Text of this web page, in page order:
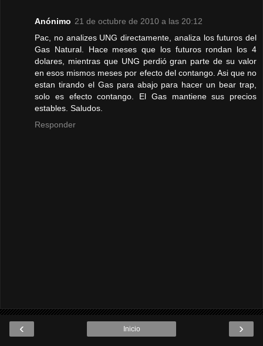
Anónimo 21 de octubre de 2010 a las 20:12
Pac, no analizes UNG directamente, analiza los futuros del
Gas Natural. Hace meses que los futuros rondan los 4
dolares, mientras que UNG perdió gran parte de su valor
en esos mismos meses por efecto del contango. Asi que no
estan tirando el Gas para abajo para hacer un bear trap,
solo es efecto contango. El Gas mantiene sus precios
estables. Saludos.
Responder
‹ ›
Inicio